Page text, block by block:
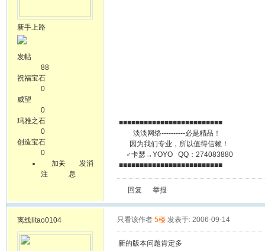
新手上路
发帖
88
祝福宝石
0
威望
0
玛雅之石
0
创造宝石
0
加关
注
发消
息
■■■■■■■■■■■■■■■■■■■■■■■■■
淡淡网络----------必是精品！
因为我们专业，所以值得信赖！
♂卡瑟→YOYO QQ：274083880
■■■■■■■■■■■■■■■■■■■■■■■■■
回复 举报
离线 litao0104 只看该作者 5楼 发表于: 2006-09-14
新的版本问题肯定多